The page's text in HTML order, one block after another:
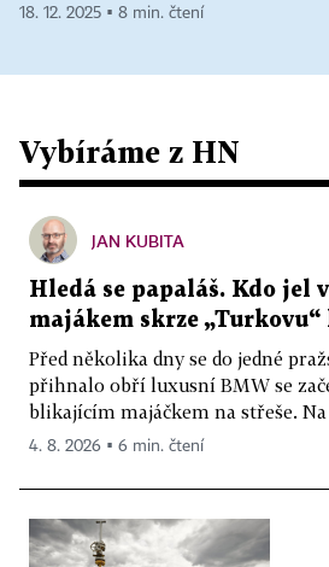
18. 12. 2025 ▪ 8 min. čtení
Vybíráme z HN
JAN KUBITA
Hledá se papaláš. Kdo jel
majákem skrze
Před několika dny se do jedné
přihnalo obří luxusní BMW se
blikajícím majáčkem na střeše. Na
4. 8. 2026 ▪ 6 min. čtení